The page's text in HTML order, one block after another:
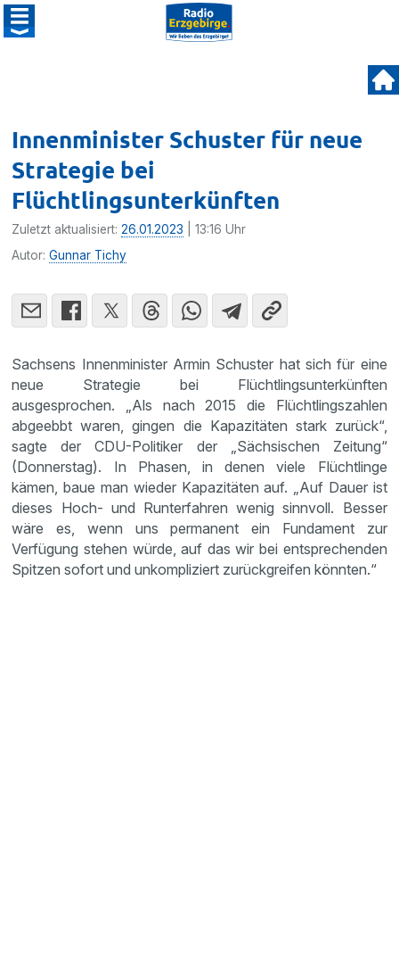
Innenminister Schuster für neue
Strategie bei
Flüchtlingsunterkünften
Zuletzt aktualisiert:26.01.2023 | 13:16 Uhr
Autor:Gunnar Tichy
Sachsens Innenminister Armin Schuster hat sich für eine
neue Strategie bei Flüchtlingsunterkünften
ausgesprochen. „Als nach 2015 die Flüchtlingszahlen
abgeebbt waren, gingen die Kapazitäten stark zurück“,
sagte der CDU-Politiker der „Sächsischen Zeitung“
(Donnerstag). In Phasen, in denen viele Flüchtlinge
kämen, baue man wieder Kapazitäten auf. „Auf Dauer ist
dieses Hoch- und Runterfahren wenig sinnvoll. Besser
wäre es, wenn uns permanent ein Fundament zur
Verfügung stehen würde, auf das wir bei entsprechenden
Spitzen sofort und unkompliziert zurückgreifen könnten.“